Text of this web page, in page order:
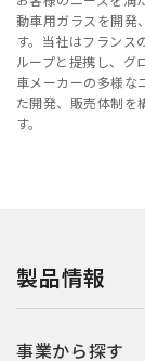
動車用ガラスを開発
す。当社はフランス
ループと提携し、グ
車メーカーの多様な
た開発、販売体制を
す。
製品情報
事業から探す